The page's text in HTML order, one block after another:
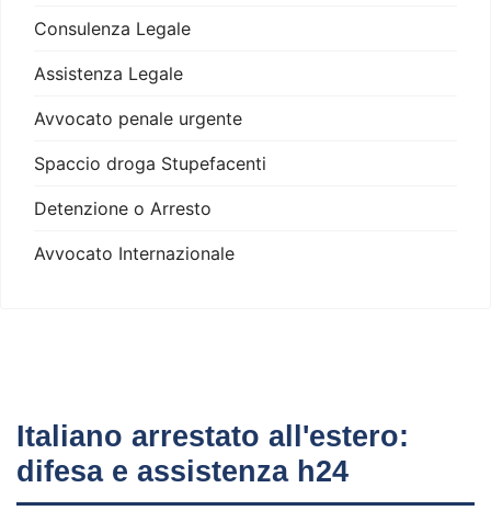
Consulenza Legale
Assistenza Legale
Avvocato penale urgente
Spaccio droga Stupefacenti
Detenzione o Arresto
Avvocato Internazionale
Italiano arrestato all'estero:
difesa e assistenza h24